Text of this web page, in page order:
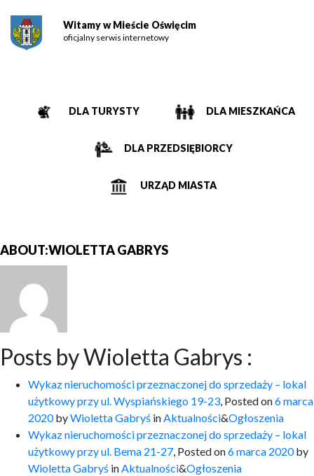
Witamy w Mieście Oświęcim
oficjalny serwis internetowy
DLA TURYSTY DLA MIESZKAŃCA
DLA PRZEDSIĘBIORCY
URZĄD MIASTA
ABOUT:WIOLETTA GABRYS
Posts by Wioletta Gabrys :
Wykaz nieruchomości przeznaczonej do sprzedaży – lokal
użytkowy przy ul. Wyspiańskiego 19-23, Posted on6 marca
2020byWioletta Gabryś inAktualności&Ogłoszenia
Wykaz nieruchomości przeznaczonej do sprzedaży – lokal
użytkowy przy ul. Bema 21-27, Posted on6 marca 2020by
Wioletta Gabryś inAktualności&Ogłoszenia